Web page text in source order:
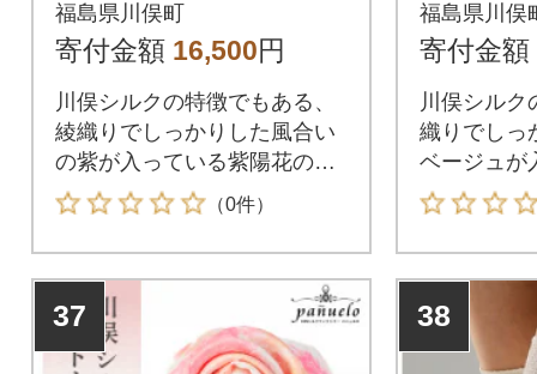
福島県川俣町
寄付金額 16,500円
川俣シルクの特徴でもある、
綾織りでしっかりした風合い
の紫が入っている紫陽花のイ
メージのストールです。
（0件）
福島県川俣
寄付金額
川俣シルク
織りでしっ
ベージュが
メージのス
37 38